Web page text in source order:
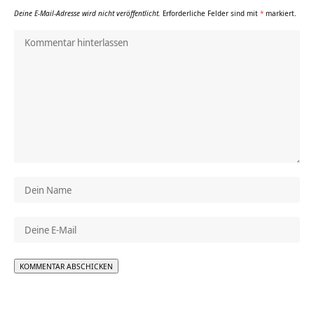
Deine E-Mail-Adresse wird nicht veröffentlicht. Erforderliche Felder sind mit * markiert.